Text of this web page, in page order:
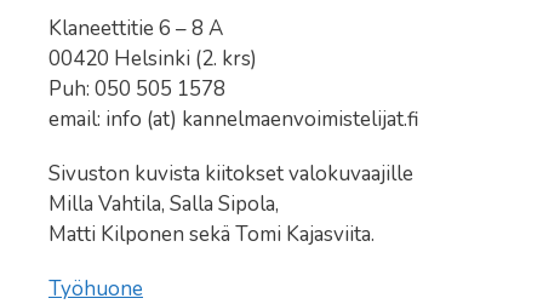
Klaneettitie 6 – 8 A
00420 Helsinki (2. krs)
Puh: 050 505 1578
email: info (at) kannelmaenvoimistelijat.fi
Sivuston kuvista kiitokset valokuvaajille
Milla Vahtila, Salla Sipola,
Matti Kilponen sekä Tomi Kajasviita.
Työhuone